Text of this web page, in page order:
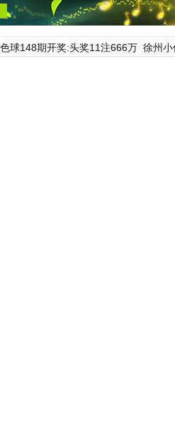
球148期开奖:头奖11注666万 徐州